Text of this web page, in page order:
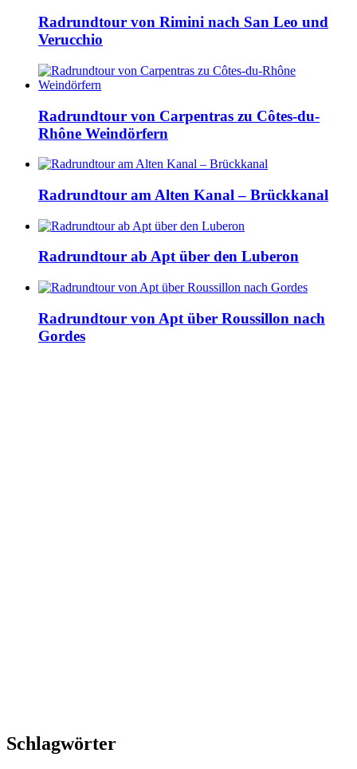
Radrundtour von Rimini nach San Leo und
Verucchio
Radrundtour von Carpentras zu Côtes-du-
Rhône Weindörfern
Radrundtour am Alten Kanal – Brückkanal
Radrundtour ab Apt über den Luberon
Radrundtour von Apt über Roussillon nach
Gordes
Schlagwörter